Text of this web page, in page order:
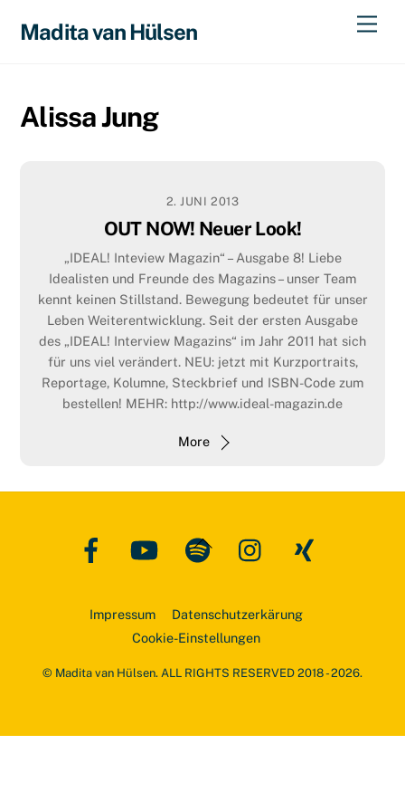
Madita van Hülsen
Alissa Jung
2. JUNI 2013
OUT NOW! Neuer Look!
„IDEAL! Inteview Magazin“ – Ausgabe 8! Liebe
Idealisten und Freunde des Magazins – unser Team
kennt keinen Stillstand. Bewegung bedeutet für unser
Leben Weiterentwicklung. Seit der ersten Ausgabe
des „IDEAL! Interview Magazins“ im Jahr 2011 hat sich
für uns viel verändert. NEU: jetzt mit Kurzportraits,
Reportage, Kolumne, Steckbrief und ISBN-Code zum
bestellen! MEHR: http://www.ideal-magazin.de
More
Back
To
Facebook YouTube Spotify Instagram
Impressum
Datenschutzerkärung
Cookie-Einstellungen
© Madita van Hülsen. ALL RIGHTS RESERVED 2018 - 2026.